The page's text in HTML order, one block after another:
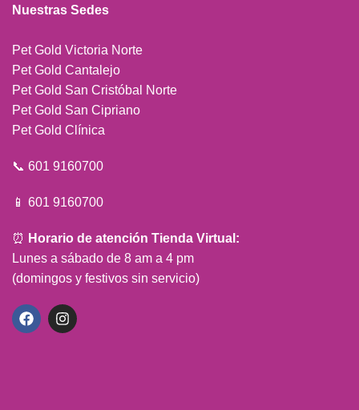
Nuestras Sedes
Pet Gold Victoria Norte
Pet Gold Cantalejo
Pet Gold San Cristóbal Norte
Pet Gold San Cipriano
Pet Gold Clínica
📞 601 9160700
📱 601 9160700
⏰ Horario de atención Tienda Virtual:
Lunes a sábado de 8 am a 4 pm
(domingos y festivos sin servicio)